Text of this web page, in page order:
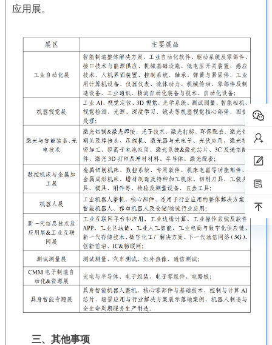
应用展。
三、其他事项